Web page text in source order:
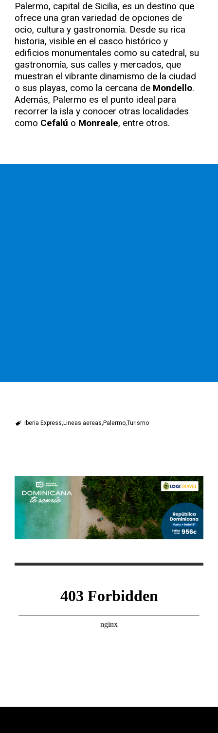
Palermo, capital de Sicilia, es un destino que
ofrece una gran variedad de opciones de
ocio, cultura y gastronomía. Desde su rica
historia, visible en el casco histórico y
edificios monumentales como su catedral, su
gastronomía, sus calles y mercados, que
muestran el vibrante dinamismo de la ciudad
o sus playas, como la cercana de Mondello.
Además, Palermo es el punto ideal para
recorrer la isla y conocer otras localidades
como Cefalú o Monreale, entre otros.
Iberia Express Lineas aereas Palermo Turismo